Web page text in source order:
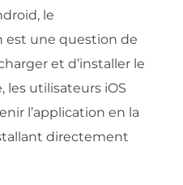
le
est une question de
et d’installer le
les utilisateurs iOS
l’application en la
directement